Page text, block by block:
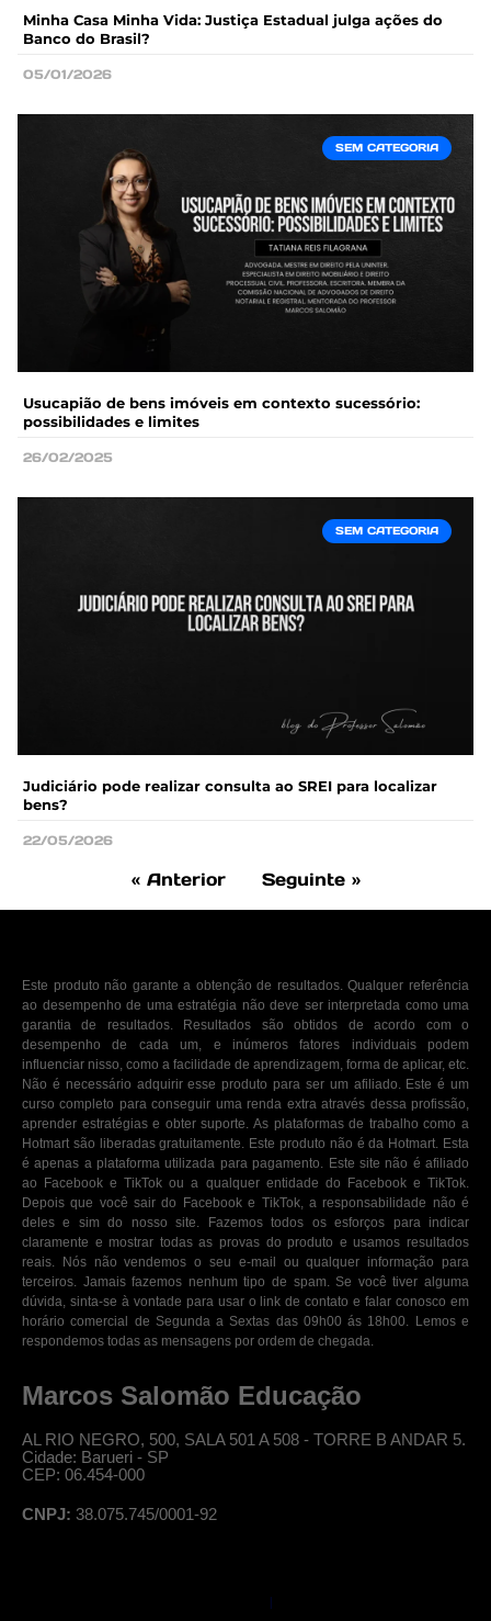
Minha Casa Minha Vida: Justiça Estadual julga ações do
Banco do Brasil?
05/01/2026
SEM CATEGORIA
Usucapião de bens imóveis em contexto sucessório:
possibilidades e limites
26/02/2025
SEM CATEGORIA
Judiciário pode realizar consulta ao SREI para localizar
bens?
22/05/2026
« Anterior Seguinte »
Este produto não garante a obtenção de resultados. Qualquer referência
ao desempenho de uma estratégia não deve ser interpretada como uma
garantia de resultados. Resultados são obtidos de acordo com o
desempenho de cada um, e inúmeros fatores individuais podem
influenciar nisso, como a facilidade de aprendizagem, forma de aplicar, etc.
Não é necessário adquirir esse produto para ser um afiliado. Este é um
curso completo para conseguir uma renda extra através dessa profissão,
aprender estratégias e obter suporte. As plataformas de trabalho como a
Hotmart são liberadas gratuitamente. Este produto não é da Hotmart. Esta
é apenas a plataforma utilizada para pagamento. Este site não é afiliado
ao Facebook e TikTok ou a qualquer entidade do Facebook e TikTok.
Depois que você sair do Facebook e TikTok, a responsabilidade não é
deles e sim do nosso site. Fazemos todos os esforços para indicar
claramente e mostrar todas as provas do produto e usamos resultados
reais. Nós não vendemos o seu e-mail ou qualquer informação para
terceiros. Jamais fazemos nenhum tipo de spam. Se você tiver alguma
dúvida, sinta-se à vontade para usar o link de contato e falar conosco em
horário comercial de Segunda a Sextas das 09h00 ás 18h00. Lemos e
respondemos todas as mensagens por ordem de chegada.
Marcos Salomão Educação
AL RIO NEGRO, 500, SALA 501 A 508 - TORRE B ANDAR 5.
Cidade: Barueri - SP
CEP: 06.454-000
CNPJ: 38.075.745/0001-92
|